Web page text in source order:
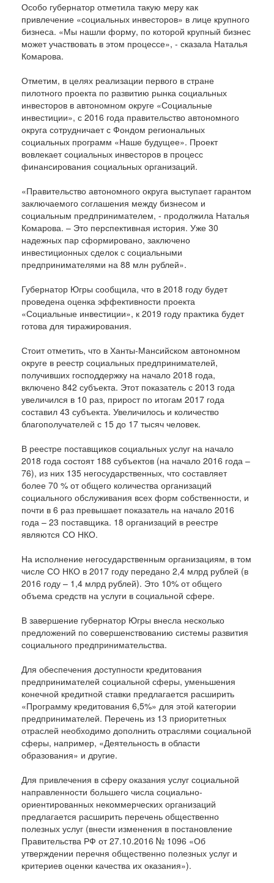
Особо губернатор отметила такую меру как
привлечение «социальных инвесторов» в лице крупного
бизнеса. «Мы нашли форму, по которой крупный бизнес
может участвовать в этом процессе», - сказала Наталья
Комарова.
Отметим, в целях реализации первого в стране
пилотного проекта по развитию рынка социальных
инвесторов в автономном округе «Социальные
инвестиции», с 2016 года правительство автономного
округа сотрудничает с Фондом региональных
социальных программ «Наше будущее». Проект
вовлекает социальных инвесторов в процесс
финансирования социальных организаций.
«Правительство автономного округа выступает гарантом
заключаемого соглашения между бизнесом и
социальным предпринимателем, - продолжила Наталья
Комарова. – Это перспективная история. Уже 30
надежных пар сформировано, заключено
инвестиционных сделок с социальными
предпринимателями на 88 млн рублей».
Губернатор Югры сообщила, что в 2018 году будет
проведена оценка эффективности проекта
«Социальные инвестиции», к 2019 году практика будет
готова для тиражирования.
Стоит отметить, что в Ханты-Мансийском автономном
округе в реестр социальных предпринимателей,
получивших господдержку на начало 2018 года,
включено 842 субъекта. Этот показатель с 2013 года
увеличился в 10 раз, прирост по итогам 2017 года
составил 43 субъекта. Увеличилось и количество
благополучателей с 15 до 17 тысяч человек.
В реестре поставщиков социальных услуг на начало
2018 года состоят 188 субъектов (на начало 2016 года –
76), из них 135 негосударственных, что составляет
более 70 % от общего количества организаций
социального обслуживания всех форм собственности, и
почти в 6 раз превышает показатель на начало 2016
года – 23 поставщика. 18 организаций в реестре
являются СО НКО.
На исполнение негосударственным организациям, в том
числе СО НКО в 2017 году передано 2,4 млрд рублей (в
2016 году – 1,4 млрд рублей). Это 10% от общего
объема средств на услуги в социальной сфере.
В завершение губернатор Югры внесла несколько
предложений по совершенствованию системы развития
социального предпринимательства.
Для обеспечения доступности кредитования
предпринимателей социальной сферы, уменьшения
конечной кредитной ставки предлагается расширить
«Программу кредитования 6,5%» для этой категории
предпринимателей. Перечень из 13 приоритетных
отраслей необходимо дополнить отраслями социальной
сферы, например, «Деятельность в области
образования» и другие.
Для привлечения в сферу оказания услуг социальной
направленности большего числа социально-
ориентированных некоммерческих организаций
предлагается расширить перечень общественно
полезных услуг (внести изменения в постановление
Правительства РФ от 27.10.2016 № 1096 «Об
утверждении перечня общественно полезных услуг и
критериев оценки качества их оказания»).